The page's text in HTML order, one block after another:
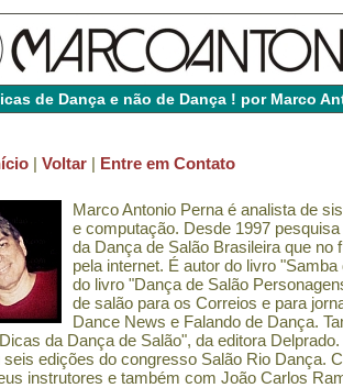
de Dança e não de Dança ! por Marco
| Voltar | Entre em Contato
Marco Antonio Perna é analista de
e computação. Desde 1997
da Dança de Salão Brasileira que no
pela internet. É autor do livro
do livro "Dança de Salão
de salão para os Correios e para
Dance News e Falando de Dança.
da Dança de Salão", da editora
seis edições do congresso Salão Rio Dança.
instrutores e também com João Carlos